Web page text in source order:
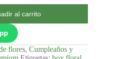
al carrito
flores, Cumpleaños y